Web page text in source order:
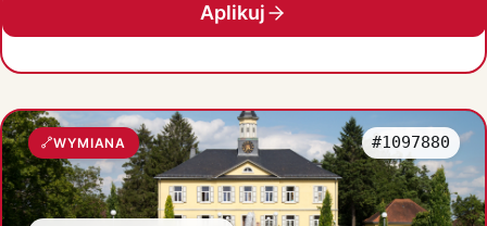
Aplikuj
WYMIANA #1097880